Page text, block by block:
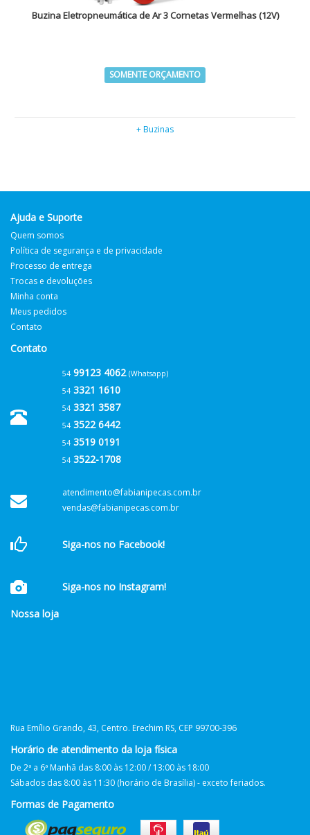
Buzina Eletropneumática de Ar 3 Cornetas Vermelhas (12V)
SOMENTE ORÇAMENTO
+ Buzinas
Ajuda e Suporte
Quem somos
Política de segurança e de privacidade
Processo de entrega
Trocas e devoluções
Minha conta
Meus pedidos
Contato
Contato
5499123 4062 (Whatsapp)
543321 1610
543321 3587
543522 6442
543519 0191
543522-1708
atendimento@fabianipecas.com.br
vendas@fabianipecas.com.br
Siga-nos no Facebook!
Siga-nos no Instagram!
Nossa loja
Rua Emílio Grando, 43, Centro. Erechim RS, CEP 99700-396
Horário de atendimento da loja física
De 2ª a 6ª Manhã das 8:00 às 12:00 / 13:00 às 18:00
Sábados das 8:00 às 11:30 (horário de Brasília) - exceto feriados.
Formas de Pagamento